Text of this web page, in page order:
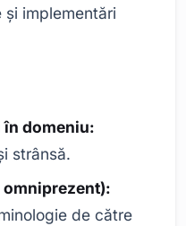
implementări
în domeniu:
strânsă.
de către